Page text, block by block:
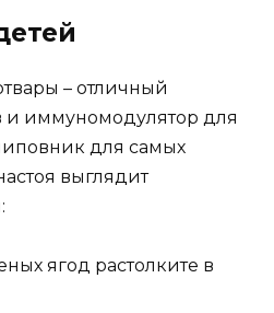
– отличный
и иммуномодулятор для
для самых
выглядит
ягод растолките в